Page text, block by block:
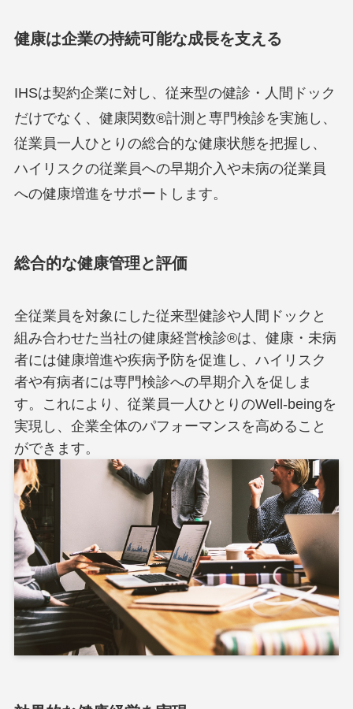
健康は企業の持続可能な成長を支える
IHSは契約企業に対し、従来型の健診・人間ドック
だけでなく、健康関数®計測と専門検診を実施し、
従業員一人ひとりの総合的な健康状態を把握し、
ハイリスクの従業員への早期介入や未病の従業員
への健康増進をサポートします。
総合的な健康管理と評価
全従業員を対象にした従来型健診や人間ドックと
組み合わせた当社の健康経営検診®は、健康・未病
者には健康増進や疾病予防を促進し、ハイリスク
者や有病者には専門検診への早期介入を促しま
す。これにより、従業員一人ひとりのWell-beingを
実現し、企業全体のパフォーマンスを高めること
ができます。